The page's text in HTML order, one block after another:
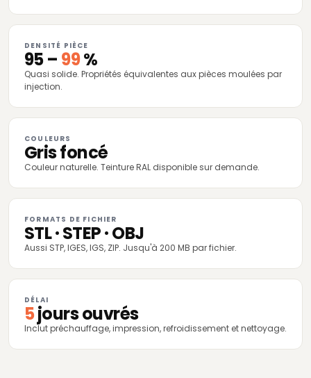
DENSITÉ PIÈCE
95 – 99%
Quasi solide. Propriétés équivalentes aux pièces moulées par
injection.
COULEURS
Gris foncé
Couleur naturelle. Teinture RAL disponible sur demande.
FORMATS DE FICHIER
STL · STEP · OBJ
Aussi STP, IGES, IGS, ZIP. Jusqu'à 200 MB par fichier.
DÉLAI
5jours ouvrés
Inclut préchauffage, impression, refroidissement et nettoyage.